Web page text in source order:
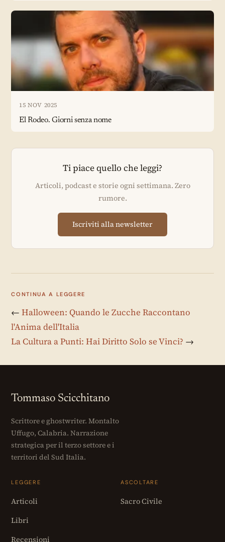
15 NOV 2025
El Rodeo. Giorni senza nome
Ti piace quello che leggi?
Articoli, podcast e storie ogni settimana. Zero
rumore.
Iscriviti alla newsletter
CONTINUA A LEGGERE
←Halloween: Quando le Zucche Raccontano
l'Anima dell'Italia
La Cultura a Punti: Hai Diritto Solo se Vinci? →
Tommaso Scicchitano
Scrittore e ghostwriter. Montalto
Uffugo, Calabria. Narrazione
strategica per il terzo settore e i
territori del Sud Italia.
LEGGERE
Articoli
Libri
Recensioni
ASCOLTARE
Sacro Civile